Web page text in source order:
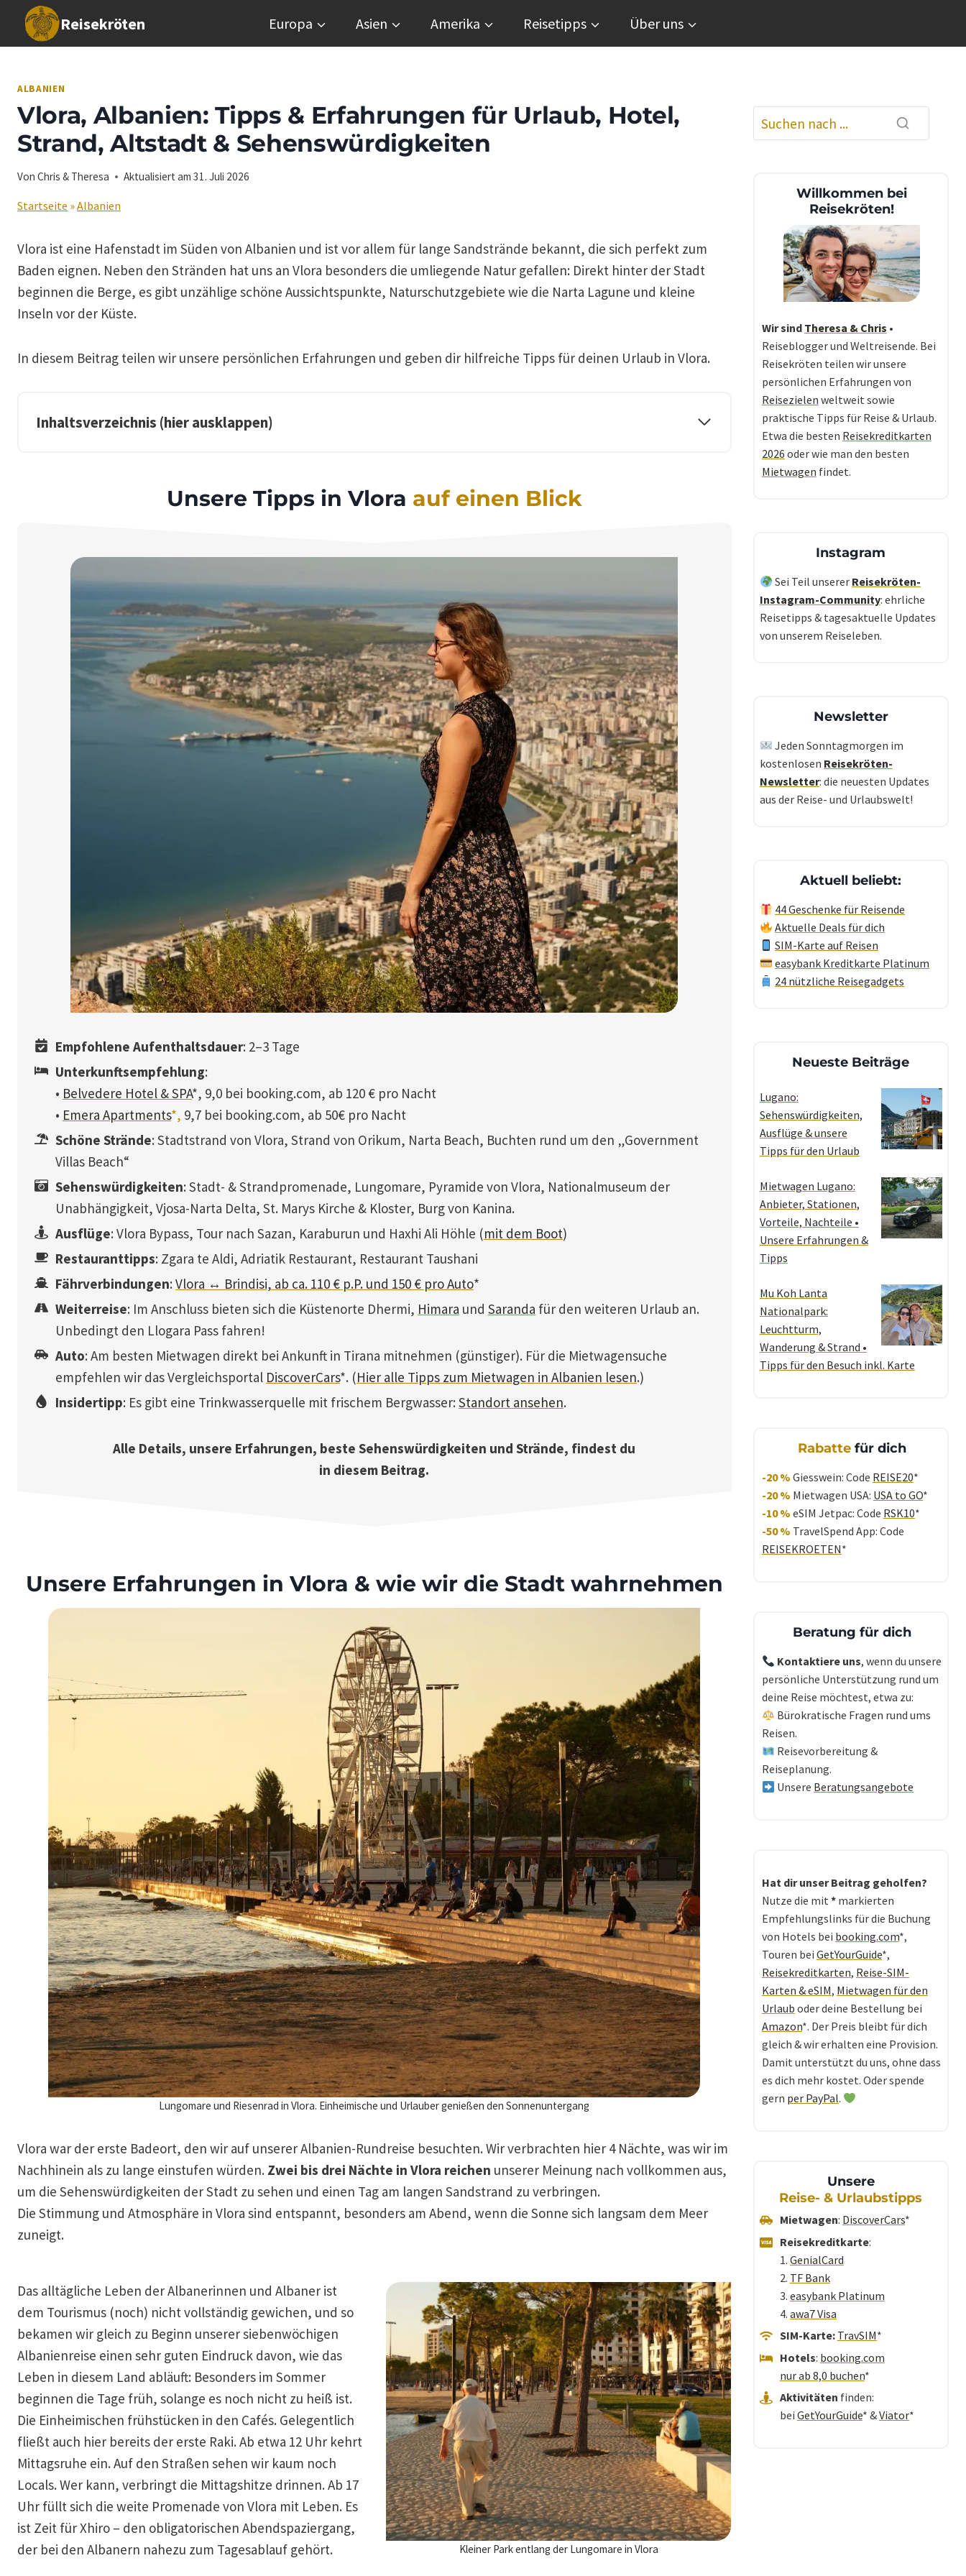
Inhalt
Reisekröten Europa Asien Amerika Reisetipps Über uns
ALBANIEN
Vlora, Albanien: Tipps & Erfahrungen für Urlaub, Hotel,
Strand, Altstadt & Sehenswürdigkeiten
Von Chris & Theresa Aktualisiert am 31. Juli 2026
Startseite »Albanien
Vlora ist eine Hafenstadt im Süden von Albanien und ist vor allem für lange Sandstrände bekannt, die sich perfekt zum
Baden eignen. Neben den Stränden hat uns an Vlora besonders die umliegende Natur gefallen: Direkt hinter der Stadt
beginnen die Berge, es gibt unzählige schöne Aussichtspunkte, Naturschutzgebiete wie die Narta Lagune und kleine
Inseln vor der Küste.
In diesem Beitrag teilen wir unsere persönlichen Erfahrungen und geben dir hilfreiche Tipps für deinen Urlaub in Vlora.
Inhaltsverzeichnis (hier ausklappen)
Unsere Tipps in Vlora auf einen Blick
Empfohlene Aufenthaltsdauer: 2–3 Tage
Unterkunftsempfehlung:
• Belvedere Hotel & SPA*, 9,0 bei booking.com, ab 120 € pro Nacht
• Emera Apartments*, 9,7 bei booking.com, ab 50€ pro Nacht
Schöne Strände: Stadtstrand von Vlora, Strand von Orikum, Narta Beach, Buchten rund um den „Government
Villas Beach“
Sehenswürdigkeiten: Stadt- & Strandpromenade, Lungomare, Pyramide von Vlora, Nationalmuseum der
Unabhängigkeit, Vjosa-Narta Delta, St. Marys Kirche & Kloster, Burg von Kanina.
Ausflüge: Vlora Bypass, Tour nach Sazan, Karaburun und Haxhi Ali Höhle (mit dem Boot)
Restauranttipps: Zgara te Aldi, Adriatik Restaurant, Restaurant Taushani
Fährverbindungen: Vlora ↔ Brindisi, ab ca. 110 € p.P. und 150 € pro Auto*
Weiterreise: Im Anschluss bieten sich die Küstenorte Dhermi, Himara und Saranda für den weiteren Urlaub an.
Unbedingt den Llogara Pass fahren!
Auto: Am besten Mietwagen direkt bei Ankunft in Tirana mitnehmen (günstiger). Für die Mietwagensuche
empfehlen wir das Vergleichsportal DiscoverCars*. (Hier alle Tipps zum Mietwagen in Albanien lesen.)
Insidertipp: Es gibt eine Trinkwasserquelle mit frischem Bergwasser: Standort ansehen.
Alle Details, unsere Erfahrungen, beste Sehenswürdigkeiten und Strände, findest du
in diesem Beitrag.
Unsere Erfahrungen in Vlora & wie wir die Stadt wahrnehmen
Lungomare und Riesenrad in Vlora. Einheimische und Urlauber genießen den Sonnenuntergang
Vlora war der erste Badeort, den wir auf unserer Albanien-Rundreise besuchten. Wir verbrachten hier 4 Nächte, was wir im
Nachhinein als zu lange einstufen würden. Zwei bis drei Nächte in Vlora reichen unserer Meinung nach vollkommen aus,
um die Sehenswürdigkeiten der Stadt zu sehen und einen Tag am langen Sandstrand zu verbringen.
Die Stimmung und Atmosphäre in Vlora sind entspannt, besonders am Abend, wenn die Sonne sich langsam dem Meer
zuneigt.
Das alltägliche Leben der Albanerinnen und Albaner ist
dem Tourismus (noch) nicht vollständig gewichen, und so
bekamen wir gleich zu Beginn unserer siebenwöchigen
Albanienreise einen sehr guten Eindruck davon, wie das
Leben in diesem Land abläuft: Besonders im Sommer
beginnen die Tage früh, solange es noch nicht zu heiß ist.
Die Einheimischen frühstücken in den Cafés. Gelegentlich
fließt auch hier bereits der erste Raki. Ab etwa 12 Uhr kehrt
Mittagsruhe ein. Auf den Straßen sehen wir kaum noch
Locals. Wer kann, verbringt die Mittagshitze drinnen. Ab 17
Uhr füllt sich die weite Promenade von Vlora mit Leben. Es
ist Zeit für Xhiro – den obligatorischen Abendspaziergang,
der bei den Albanern nahezu zum Tagesablauf gehört.
Kleiner Park entlang der Lungomare in Vlora
Willkommen bei
Reisekröten!
Wir sind Theresa & Chris •
Reiseblogger und Weltreisende. Bei
Reisekröten teilen wir unsere
persönlichen Erfahrungen von
Reisezielen weltweit sowie
praktische Tipps für Reise & Urlaub.
Etwa die besten Reisekreditkarten
2026 oder wie man den besten
Mietwagen findet.
Instagram
Sei Teil unserer Reisekröten-
Instagram-Community: ehrliche
Reisetipps & tagesaktuelle Updates
von unserem Reiseleben.
Newsletter
Jeden Sonntagmorgen im
kostenlosen Reisekröten-
Newsletter: die neuesten Updates
aus der Reise- und Urlaubswelt!
Aktuell beliebt:
44 Geschenke für Reisende
Aktuelle Deals für dich
SIM-Karte auf Reisen
easybank Kreditkarte Platinum
24 nützliche Reisegadgets
Neueste Beiträge
Lugano:
Sehenswürdigkeiten,
Ausflüge & unsere
Tipps für den Urlaub
Mietwagen Lugano:
Anbieter, Stationen,
Vorteile, Nachteile •
Unsere Erfahrungen &
Tipps
Mu Koh Lanta
Nationalpark:
Leuchtturm,
Wanderung & Strand •
Tipps für den Besuch inkl. Karte
Rabatte für dich
-20 % Giesswein: Code REISE20*
-20 % Mietwagen USA: USA to GO*
-10 % eSIM Jetpac: Code RSK10*
-50 % TravelSpend App: Code
REISEKROETEN*
Beratung für dich
Kontaktiere uns, wenn du unsere
persönliche Unterstützung rund um
deine Reise möchtest, etwa zu:
Bürokratische Fragen rund ums
Reisen.
Reisevorbereitung &
Reiseplanung.
Unsere Beratungsangebote
Hat dir unser Beitrag geholfen?
Nutze die mit *markierten
Empfehlungslinks für die Buchung
von Hotels bei booking.com*,
Touren bei GetYourGuide*,
Reisekreditkarten, Reise-SIM-
Karten & eSIM, Mietwagen für den
Urlaub oder deine Bestellung bei
Amazon*. Der Preis bleibt für dich
gleich & wir erhalten eine Provision.
Damit unterstützt du uns, ohne dass
es dich mehr kostet. Oder spende
gern per PayPal.
Unsere
Reise- & Urlaubstipps
Mietwagen: DiscoverCars*
Reisekreditkarte:
1. GenialCard
2. TF Bank
3. easybank Platinum
4. awa7 Visa
SIM-Karte: TravSIM*
Hotels: booking.com
nur ab 8,0 buchen*
Aktivitäten finden:
bei GetYourGuide* &Viator*